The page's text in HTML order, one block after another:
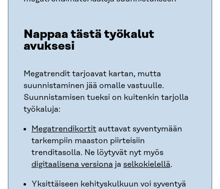
Nappaa tästä työkalut
avuksesi
Megatrendit tarjoavat kartan, mutta
suunnistaminen jää omalle vastuulle.
Suunnistamisen tueksi on kuitenkin tarjolla
työkaluja:
Megatrendikortit auttavat syventymään
tarkempiin maaston piirteisiin
trenditasolla. Ne löytyvät nyt myös
digitaalisena versiona ja selkokielellä.
Yksittäiseen kehityskulkuun voi syventyä